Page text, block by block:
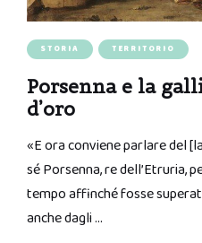
STORIA TERRITORIO
Porsenna e la
d’oro
«E ora conviene parlare del
sé Porsenna, re dell’Etruria,
tempo affinché fosse
anche dagli …